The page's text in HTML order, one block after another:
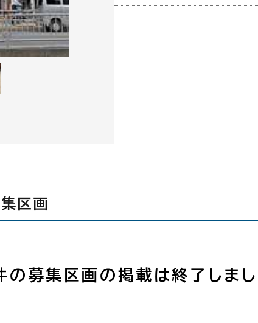
区画
の募集区画の掲載は終了しまし